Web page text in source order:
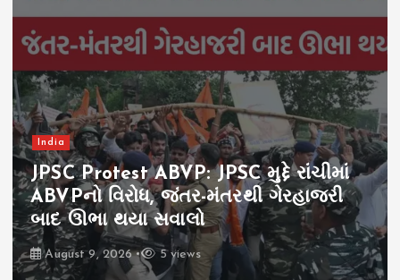
India
JPSC Protest ABVP: JPSC મુદ્દે રાંચીમાં
ABVPનો વિરોધ, જંતર-મંતરથી ગેરહાજરી
બાદ ઊભા થયા સવાલો
August 9, 2026 5 views